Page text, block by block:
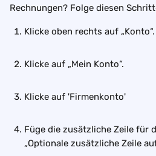
Rechnungen? Folge diesen
Klicke oben rechts auf „Konto“.
Klicke auf „Mein Konto“.
Klicke auf 'Firmenkonto'
Füge die zusätzliche Zeile für
„Optionale zusätzliche Zeile